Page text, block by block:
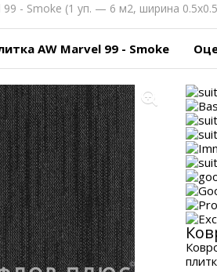
99 - Smoke (1 уп. — 6 м2, ширина
AW Marvel 99 - Smoke